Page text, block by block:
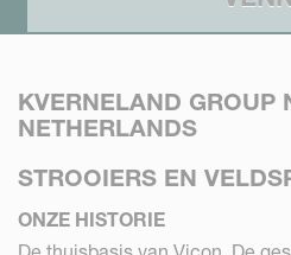
KVERNELAND GROUP
NETHERLANDS
STROOIERS EN
ONZE HISTORIE